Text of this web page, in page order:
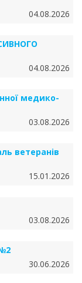
04.08.2026
04.08.2026
медико-
03.08.2026
ветеранів
15.01.2026
03.08.2026
30.06.2026